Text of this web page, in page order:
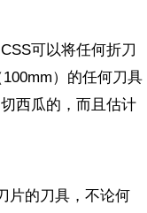
可以将任何折刀
100mm）的任何刀具
西瓜的，而且估计
片的刀具，不论何